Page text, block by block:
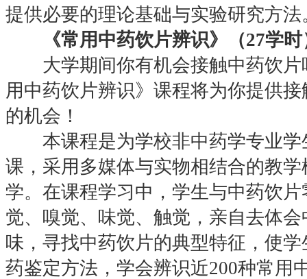
提供必要的理论基础与实验研究方法
《常用中药饮片辨识》（27学时
大学期间你有机会接触中药饮片
用中药饮片辨识》课程将为你提供
的机会！
本课程是为学校非中药学专业学
课，采用多媒体与实物相结合的教
学。在课程学习中，学生与中药饮
觉、嗅觉、味觉、触觉，亲自去体
味，寻找中药饮片的典型特征，使
药鉴定方法，学会辨识近200种常用